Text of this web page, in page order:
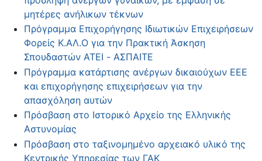
μητέρες ανήλικων τέκνων
Πρόγραμμα Επιχορήγησης Ιδιωτικών Επιχειρήσεων
Φορείς Κ.ΑΛ.Ο για την Πρακτική Άσκηση
Σπουδαστών ΑΤΕΙ - ΑΣΠΑΙΤΕ
Πρόγραμμα κατάρτισης ανέργων δικαιούχων ΕΕΕ
και επιχορήγησης επιχειρήσεων για την
απασχόληση αυτών
Πρόσβαση στο Ιστορικό Αρχείο της Ελληνικής
Αστυνομίας
Πρόσβαση στο ταξινομημένο αρχειακό υλικό της
Κεντρικής Υπηρεσίας των ΓΑΚ